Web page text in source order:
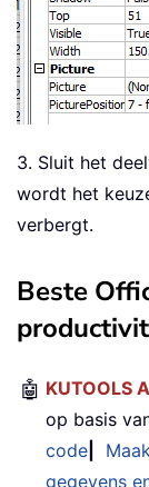
3. Sluit het
wordt het
verbergt.
Beste
🤖 KUTOOLS
op basis
code
gegevens